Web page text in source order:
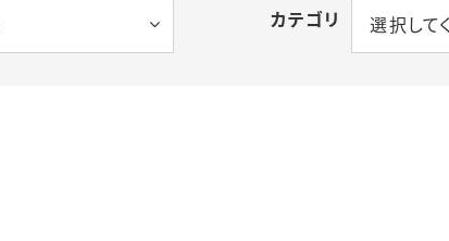
カテゴリ 選択して